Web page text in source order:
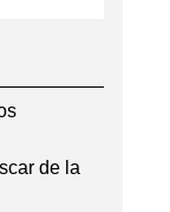
de la